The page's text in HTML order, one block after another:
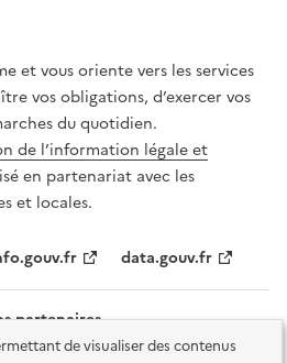
de visualiser des contenus
et vous oriente vers les services
vos obligations, d’exercer vos
du quotidien.
de l’information légale et
en partenariat avec les
et locales.
data.gouv.fr
partenaires